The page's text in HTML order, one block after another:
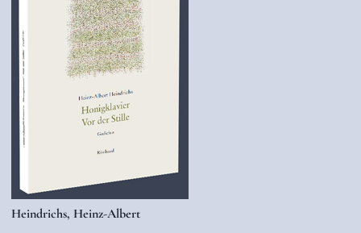
Heindrichs, Heinz-Albert